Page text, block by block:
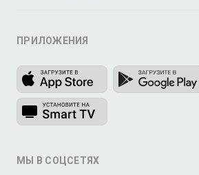
ПРИЛОЖЕНИЯ
МЫ В СОЦСЕТЯХ